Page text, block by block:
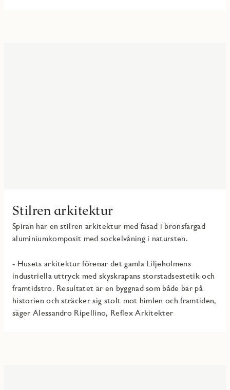
Stilren arkitektur
Spiran har en stilren arkitektur med fasad i bronsfärgad
aluminiumkomposit med sockelvåning i natursten.
- Husets arkitektur förenar det gamla Liljeholmens
industriella uttryck med skyskrapans storstadsestetik och
framtidstro. Resultatet är en byggnad som både bär på
historien och sträcker sig stolt mot himlen och framtiden,
säger Alessandro Ripellino, Reflex Arkitekter